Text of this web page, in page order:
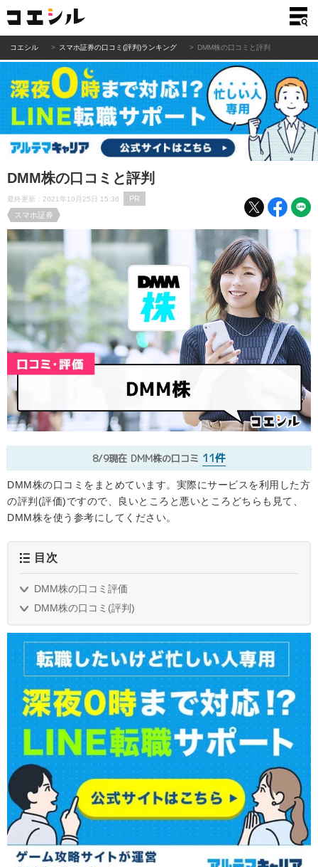
コエシル スマホ証券の口コミ(評判)ランキング DMM株の口コミと評判
DMM株の口コミと評判
最終更新：2021年10月25日 15:36
PR
スマホ証券
8/9現在 DMM株の口コミ 11件
DMM株の口コミをまとめています。実際にサービスを利用した方
の評判(評価)ですので、良いところと悪いところどちらも見て、
DMM株を使う参考にしてください。
目次
DMM株の口コミ評価
DMM株の口コミ(評判)